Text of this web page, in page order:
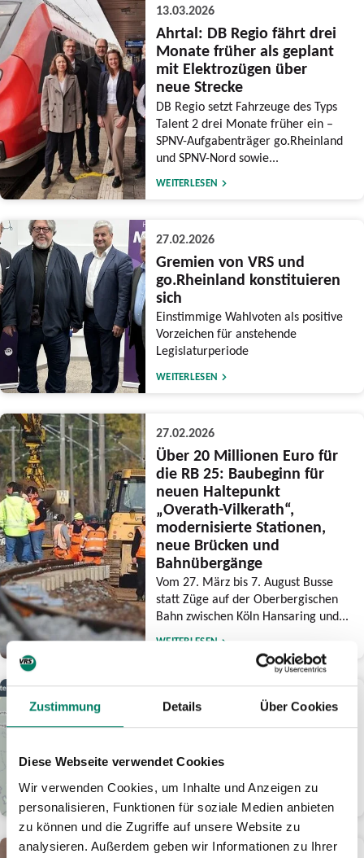
Zustimmung Details Über Cookies
Diese Webseite verwendet Cookies
Wir verwenden Cookies, um Inhalte und Anzeigen zu
personalisieren, Funktionen für soziale Medien anbieten
zu können und die Zugriffe auf unsere Website zu
analysieren. Außerdem geben wir Informationen zu Ihrer
13.03.2026
Ahrtal: DB Regio fährt drei
Monate früher als geplant
mit Elektrozügen über
neue Strecke
DB Regio setzt Fahrzeuge des Typs
Talent 2 drei Monate früher ein –
SPNV-Aufgabenträger go.Rheinland
und SPNV-Nord sowie...
WEITERLESEN
27.02.2026
Gremien von VRS und
go.Rheinland konstituieren
sich
Einstimmige Wahlvoten als positive
Vorzeichen für anstehende
Legislaturperiode
WEITERLESEN
27.02.2026
Über 20 Millionen Euro für
die RB 25: Baubeginn für
neuen Haltepunkt
„Overath-Vilkerath“,
modernisierte Stationen,
neue Brücken und
Bahnübergänge
Vom 27. März bis 7. August Busse
statt Züge auf der Oberbergischen
Bahn zwischen Köln Hansaring und...
WEITERLESEN
25.02.2026
Digitale Baustellenkarte informiert
WEITERLESEN